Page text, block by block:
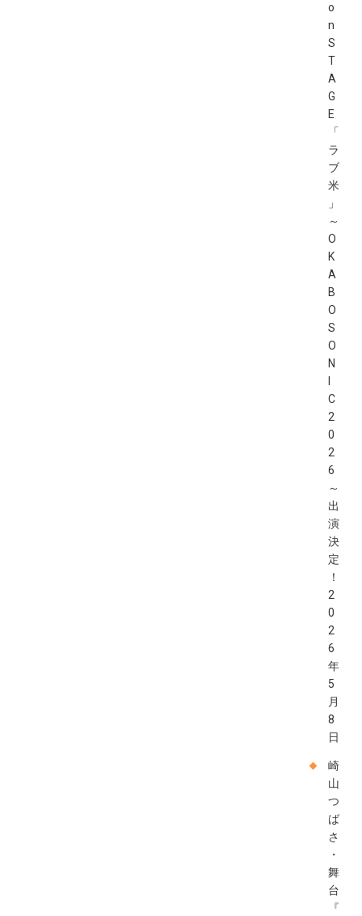
o
n
S
T
A
G
E
「
ラ
ブ
米
」
～
O
K
A
B
O
S
O
N
C
2
0
2
6
～
出
演
決
定
！
2
0
2
6
年
5
月
8
日
崎
山
つ
ば
さ
・
舞
台
『